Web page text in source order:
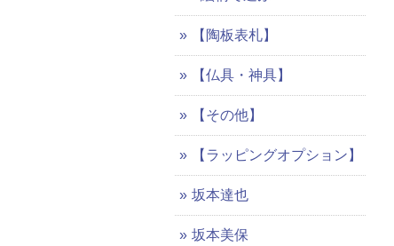
【陶板表札】
【仏具・神具】
【その他】
【ラッピングオプション】
坂本達也
坂本美保